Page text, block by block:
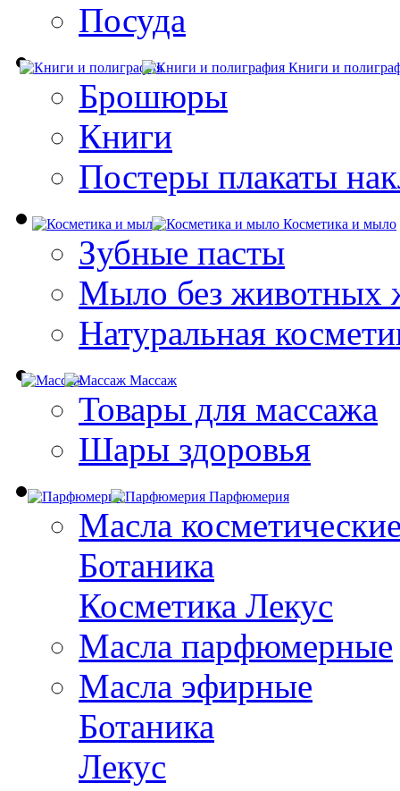
Посуда
Книги и
Брошюры
Книги
Постеры плакаты
Косметика и мыло
Зубные пасты
Мыло без животных
Натуральная
Массаж
Товары для массажа
Шары здоровья
Парфюмерия
Масла
Ботаника
Косметика Лекус
Масла парфюмерные
Масла эфирные
Ботаника
Лекус